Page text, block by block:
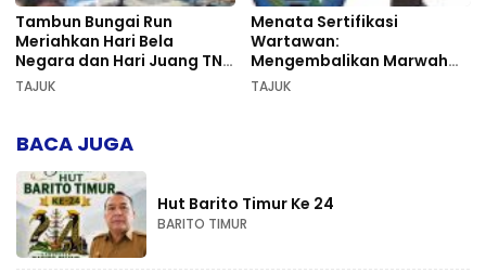
Tambun Bungai Run
Meriahkan Hari Bela
Negara dan Hari Juang TNI
AD di Palangka Raya
TAJUK
Menata Sertifikasi
Wartawan:
Mengembalikan Marwah
Pers dan Keadilan
TAJUK
BACA JUGA
Hut Barito Timur Ke 24
BARITO TIMUR